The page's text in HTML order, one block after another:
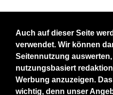
Auch auf dieser Seite
verwendet. Wir können
Seitennutzung
nutzungsbasiert
Werbung anzuzeigen.
wichtig, denn unser
Datenschutzerklärung
Nehmen Sie Kontakt mit
Unsere